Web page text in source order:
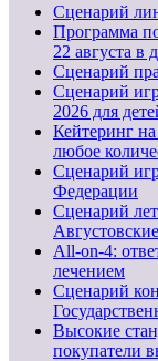
Cценарий
Программа
22 августа в
Сценарий
Сценарий
2026 для
Кейтеринг
любое
Сценарий
Федерации
Сценарий
All-on-4:
лечением
Сценарий
Высокие
покупатели